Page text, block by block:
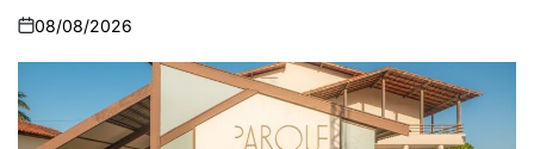
08/08/2026